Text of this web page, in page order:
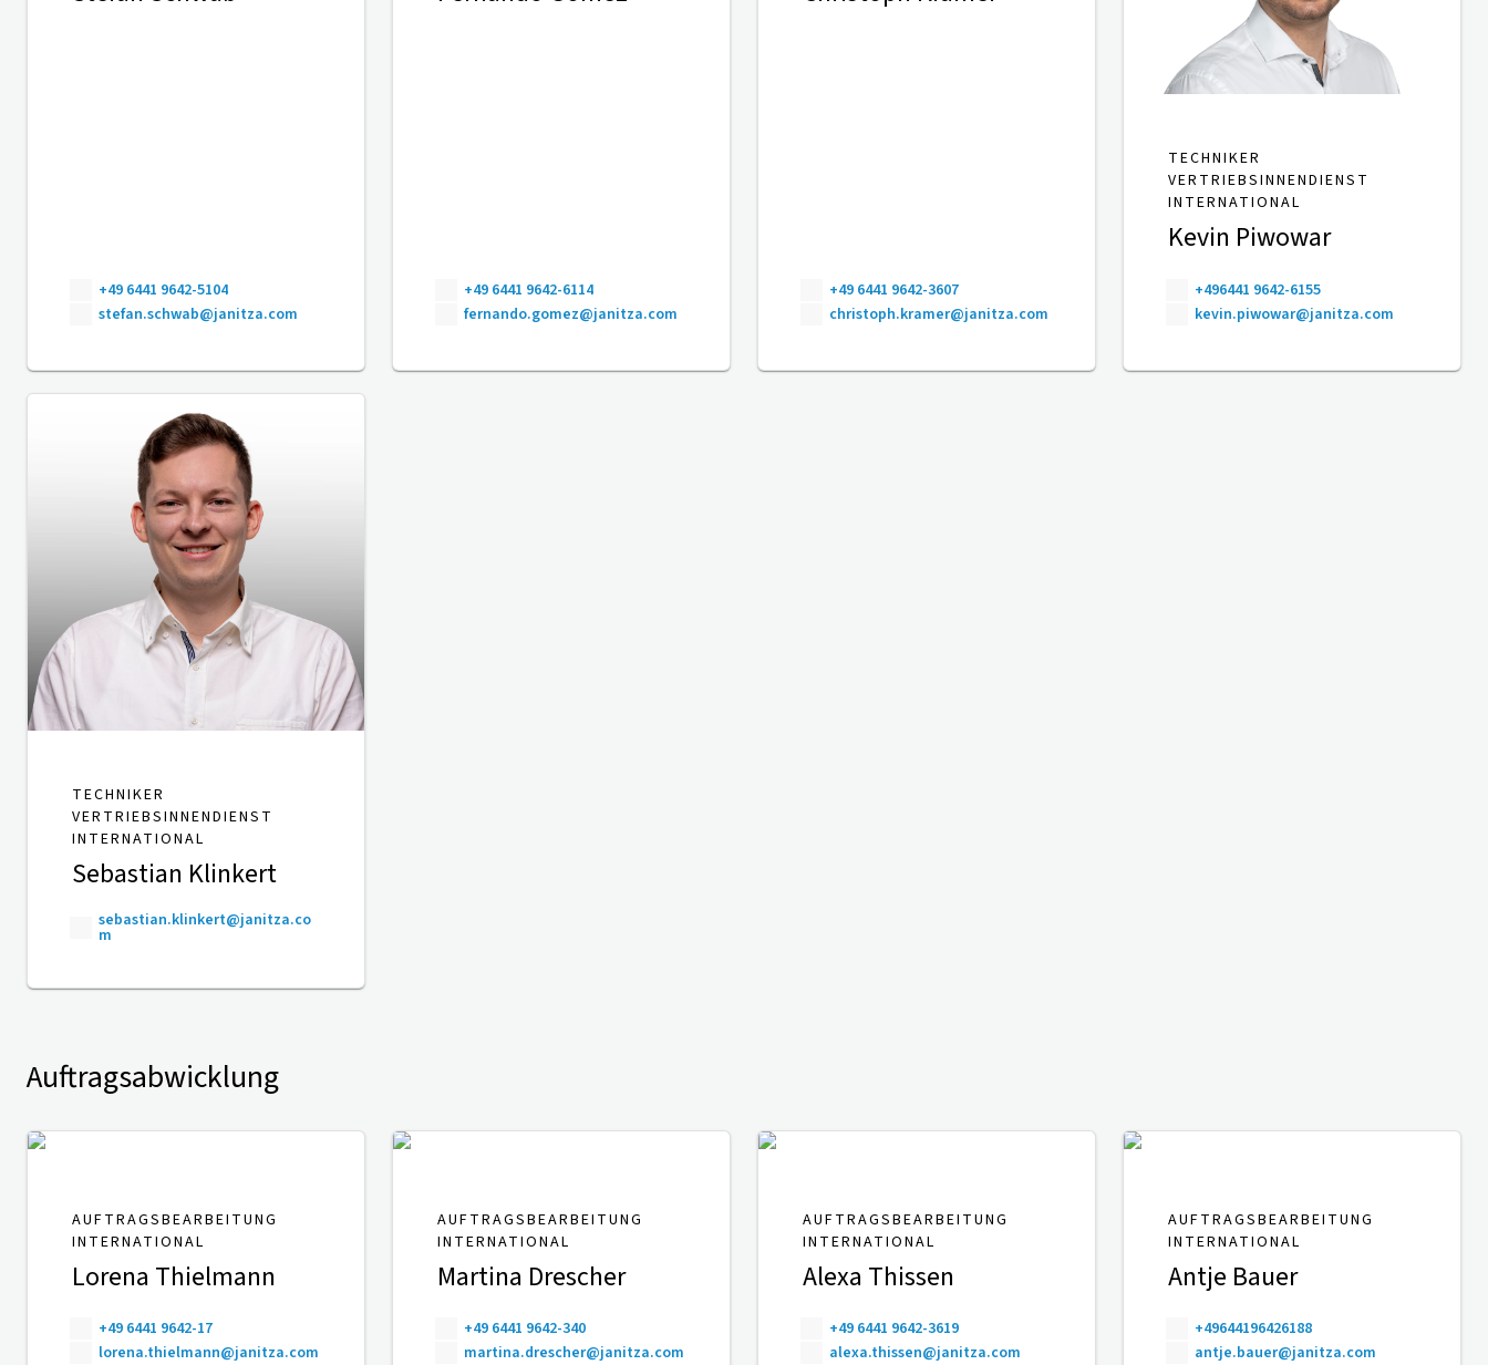
+49 6441 9642-5104
stefan.schwab@janitza.com
+49 6441 9642-6114
fernando.gomez@janitza.com
+49 6441 9642-3607
christoph.kramer@janitza.com
TECHNIKER
VERTRIEBSINNENDIENST
INTERNATIONAL
Kevin Piwowar
+496441 9642-6155
kevin.piwowar@janitza.com
TECHNIKER
VERTRIEBSINNENDIENST
INTERNATIONAL
Sebastian Klinkert
sebastian.klinkert@janitza.co
m
Auftragsabwicklung
AUFTRAGSBEARBEITUNG
INTERNATIONAL
Lorena Thielmann
+49 6441 9642-17
lorena.thielmann@janitza.com
AUFTRAGSBEARBEITUNG
INTERNATIONAL
Martina Drescher
+49 6441 9642-340
martina.drescher@janitza.com
AUFTRAGSBEARBEITUNG
INTERNATIONAL
Alexa Thissen
+49 6441 9642-3619
alexa.thissen@janitza.com
AUFTRAGSBEARBEITUNG
INTERNATIONAL
Antje Bauer
+49644196426188
antje.bauer@janitza.com